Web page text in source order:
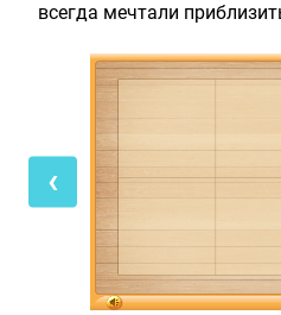
всегда мечтали
изобретения как ракета.
яркую картинку с
звёздного неба. Мышкой
квадратики на нужные
тебя получится готовая
щёлкаешь эти пазлы для
то скорее заходи в наш
пазлами, которые состоят
‹